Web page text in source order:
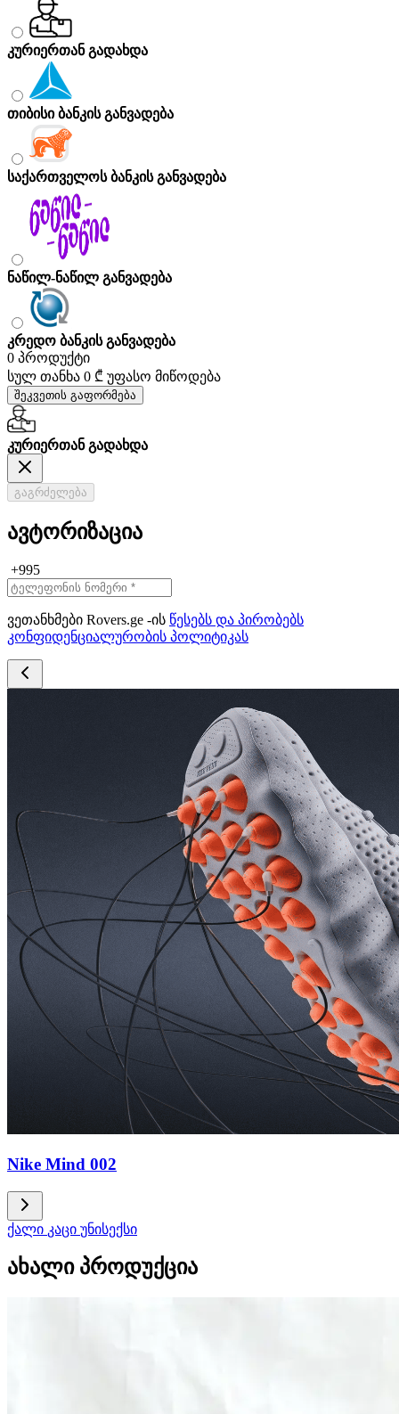
კურიერთან გადახდა
თიბისი ბანკის განვადება
საქართველოს ბანკის განვადება
ნაწილ-ნაწილ განვადება
კრედო ბანკის განვადება
0 პროდუქტი
სულ თანხა 0 ₾ უფასო მიწოდება
შეკვეთის გაფორმება
კურიერთან გადახდა
გაგრძელება
ავტორიზაცია
+995
ვეთანხმები Rovers.ge -ის წესებს და პირობებს
კონფიდენციალურობის პოლიტიკას
Nike Mind 002
ქალი კაცი უნისექსი
ახალი პროდუქცია